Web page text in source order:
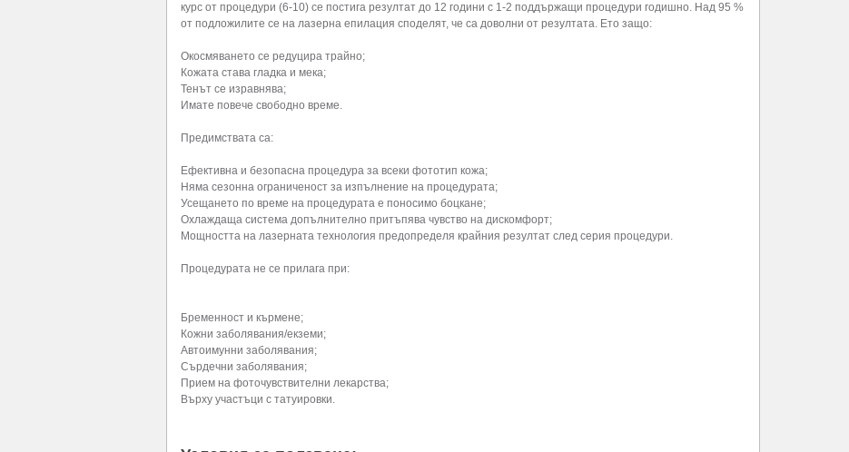
курс от процедури (6-10) се постига резултат до 12 години с 1-2 поддържащи процедури годишно. Над 95 %
от подложилите се на лазерна епилация споделят, че са доволни от резултата. Ето защо:
Окосмяването се редуцира трайно;
Кожата става гладка и мека;
Тенът се изравнява;
Имате повече свободно време.
Предимствата са:
Ефективна и безопасна процедура за всеки фототип кожа;
Няма сезонна ограниченост за изпълнение на процедурата;
Усещането по време на процедурата е поносимо боцкане;
Охлаждаща система допълнително притъпява чувство на дискомфорт;
Мощността на лазерната технология предопределя крайния резултат след серия процедури.
Процедурата не се прилага при:
Бременност и кърмене;
Кожни заболявания/екземи;
Автоимунни заболявания;
Сърдечни заболявания;
Прием на фоточувствителни лекарства;
Върху участъци с татуировки.